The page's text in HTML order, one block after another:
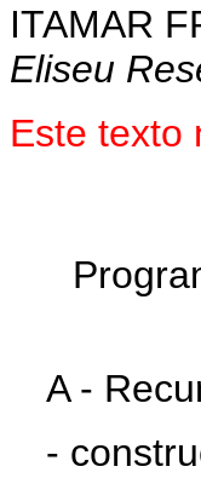
ITAMAR
Eliseu
Este texto
A -
-